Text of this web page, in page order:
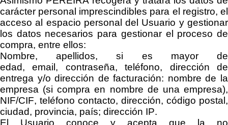
carácter personal imprescindibles para el registro, el
acceso al espacio personal del Usuario y gestionar
los datos necesarios para gestionar el proceso de
compra, entre ellos:
Nombre, apellidos, si es mayor de
edad,email, contraseña, teléfono, direcciónde
entrega y/o dirección de facturación: nombre de la
empresa (si compra en nombre de una empresa),
NIF/CIF, teléfono contacto, dirección, código postal,
ciudad, provincia, país; dirección IP.
El Usuario conoce y acepta que la no